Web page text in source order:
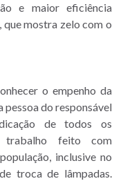
e maior eficiência
que mostra zelo com o
o empenho da
pessoa do responsável
de todos os
trabalho feito com
inclusive no
troca de lâmpadas.